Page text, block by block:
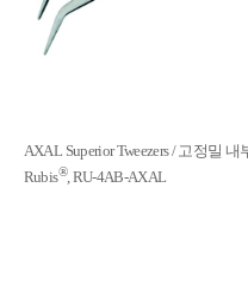
AXAL Superior Tweezers / 고정밀
Rubis®, RU-4AB-AXAL